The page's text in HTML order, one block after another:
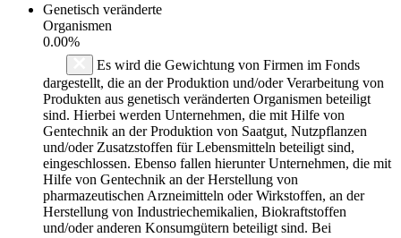
Genetisch veränderte
Organismen
0.00%
Es wird die Gewichtung von Firmen im Fonds
dargestellt, die an der Produktion und/oder Verarbeitung von
Produkten aus genetisch veränderten Organismen beteiligt
sind. Hierbei werden Unternehmen, die mit Hilfe von
Gentechnik an der Produktion von Saatgut, Nutzpflanzen
und/oder Zusatzstoffen für Lebensmitteln beteiligt sind,
eingeschlossen. Ebenso fallen hierunter Unternehmen, die mit
Hilfe von Gentechnik an der Herstellung von
pharmazeutischen Arzneimitteln oder Wirkstoffen, an der
Herstellung von Industriechemikalien, Biokraftstoffen
und/oder anderen Konsumgütern beteiligt sind. Bei